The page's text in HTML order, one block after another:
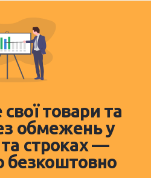
товари та
обмежень у
та строках —
безкоштовно